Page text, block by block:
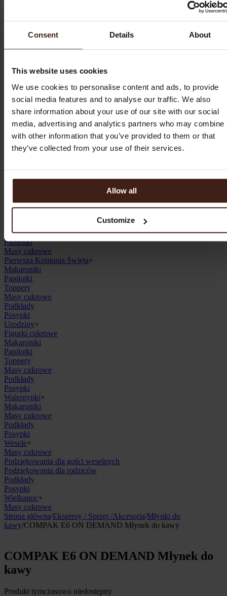
Consent Details About
This website uses cookies
We use cookies to personalise content and ads, to provide
social media features and to analyse our traffic. We also
share information about your use of our site with our social
media, advertising and analytics partners who may combine
with other information that you’ve provided to them or that
they’ve collected from your use of their services.
Allow all
Customize
Termosy
Zestawy+
Zestawy czekoladek na prezent
Zestawy prezentowe
Okolicznościowe+
Boże Narodzenie+
Figurki cukrowe
Masy cukrowe
Papilotki
Podkłady
Posypki
Figurki cukrowe
Makaroniki
Masy cukrowe
Halloween+
Papilotki
Masy cukrowe
Pierwsza Komunia Święta+
Makaroniki
Papilotki
Toppery
Masy cukrowe
Podkłady
Posypki
Urodziny+
Figurki cukrowe
Makaroniki
Papilotki
Toppery
Masy cukrowe
Podkłady
Posypki
Walentynki+
Makaroniki
Masy cukrowe
Podkłady
Posypki
Wesele+
Masy cukrowe
Podziękowania dla gości weselnych
Podziękowania dla rodziców
Podkłady
Posypki
Wielkanoc+
Masy cukrowe
Strona główna/Ekspresy / Sprzęt /Akcesoria/Młynki do
kawy/COMPAK E6 ON DEMAND Młynek do kawy
COMPAK E6 ON DEMAND Młynek do
kawy
Produkt tymczasowo niedostępny